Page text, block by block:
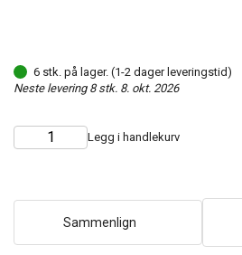
6 stk. på lager. (1-2 dager leveringstid)
Neste levering 8 stk. 8. okt. 2026
Choose
Quantity Legg i handlekurv
Sammenlign